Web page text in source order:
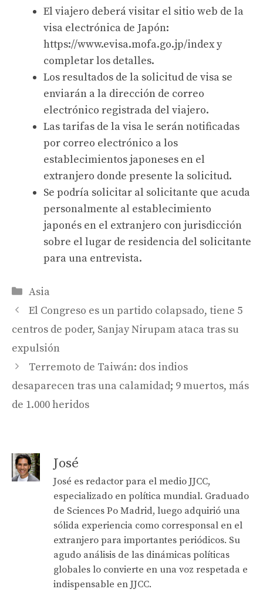
El viajero deberá visitar el sitio web de la
visa electrónica de Japón:
https://www.evisa.mofa.go.jp/index y
completar los detalles.
Los resultados de la solicitud de visa se
enviarán a la dirección de correo
electrónico registrada del viajero.
Las tarifas de la visa le serán notificadas
por correo electrónico a los
establecimientos japoneses en el
extranjero donde presente la solicitud.
Se podría solicitar al solicitante que acuda
personalmente al establecimiento
japonés en el extranjero con jurisdicción
sobre el lugar de residencia del solicitante
para una entrevista.
Categories
Asia
El Congreso es un partido colapsado, tiene 5
centros de poder, Sanjay Nirupam ataca tras su
expulsión
Terremoto de Taiwán: dos indios
desaparecen tras una calamidad; 9 muertos, más
de 1.000 heridos
José
José es redactor para el medio JJCC,
especializado en política mundial. Graduado
de Sciences Po Madrid, luego adquirió una
sólida experiencia como corresponsal en el
extranjero para importantes periódicos. Su
agudo análisis de las dinámicas políticas
globales lo convierte en una voz respetada e
indispensable en JJCC.